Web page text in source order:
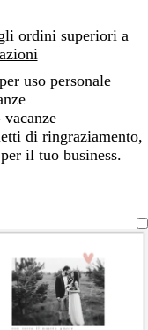
ordini superiori a
uso personale
di ringraziamento,
il tuo business.